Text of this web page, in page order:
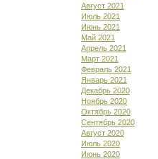
Август 2021
Июль 2021
Июнь 2021
Май 2021
Апрель 2021
Март 2021
Февраль 2021
Январь 2021
Декабрь 2020
Ноябрь 2020
Октябрь 2020
Сентябрь 2020
Август 2020
Июль 2020
Июнь 2020